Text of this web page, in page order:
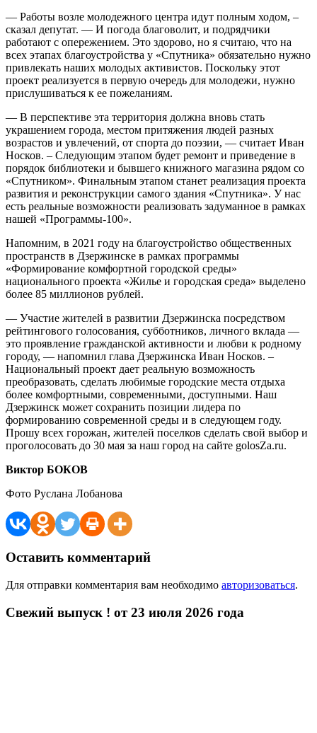
— Работы возле молодежного центра идут полным ходом, –
сказал депутат. — И погода благоволит, и подрядчики
работают с опережением. Это здорово, но я считаю, что на
всех этапах благоустройства у «Спутника» обязательно нужно
привлекать наших молодых активистов. Поскольку этот
проект реализуется в первую очередь для молодежи, нужно
прислушиваться к ее пожеланиям.
— В перспективе эта территория должна вновь стать
украшением города, местом притяжения людей разных
возрастов и увлечений, от спорта до поэзии, — считает Иван
Носков. – Следующим этапом будет ремонт и приведение в
порядок библиотеки и бывшего книжного магазина рядом со
«Спутником». Финальным этапом станет реализация проекта
развития и реконструкции самого здания «Спутника». У нас
есть реальные возможности реализовать задуманное в рамках
нашей «Программы-100».
Напомним, в 2021 году на благоустройство общественных
пространств в Дзержинске в рамках программы
«Формирование комфортной городской среды»
национального проекта «Жилье и городская среда» выделено
более 85 миллионов рублей.
— Участие жителей в развитии Дзержинска посредством
рейтингового голосования, субботников, личного вклада —
это проявление гражданской активности и любви к родному
городу, — напомнил глава Дзержинска Иван Носков. –
Национальный проект дает реальную возможность
преобразовать, сделать любимые городские места отдыха
более комфортными, современными, доступными. Наш
Дзержинск может сохранить позиции лидера по
формированию современной среды и в следующем году.
Прошу всех горожан, жителей поселков сделать свой выбор и
проголосовать до 30 мая за наш город на сайте golosZa.ru.
Виктор БОКОВ
Фото Руслана Лобанова
Оставить комментарий
Для отправки комментария вам необходимо авторизоваться.
Свежий выпуск ! от 23 июля 2026 года